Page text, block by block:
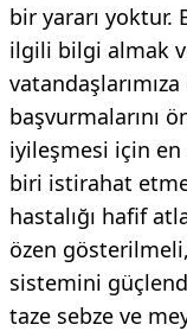
bir yararı
ilgili bilgi almak
başvurmalarını
iyileşmesi için
biri istirahat
hastalığı hafif
özen
sistemini
taze sebze ve